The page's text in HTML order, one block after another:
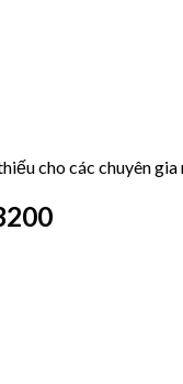
cho các chuyên gia